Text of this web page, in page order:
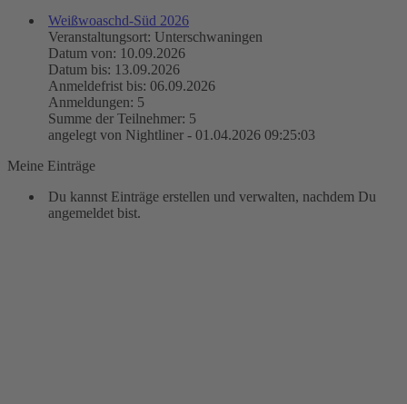
Weißwoaschd-Süd 2026
Veranstaltungsort: Unterschwaningen
Datum von: 10.09.2026
Datum bis: 13.09.2026
Anmeldefrist bis: 06.09.2026
Anmeldungen: 5
Summe der Teilnehmer: 5
angelegt von Nightliner - 01.04.2026 09:25:03
Meine Einträge
Du kannst Einträge erstellen und verwalten, nachdem Du
angemeldet bist.